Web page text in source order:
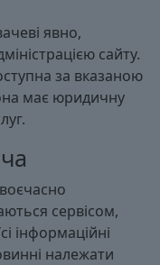
явно,
сайту.
за вказаною
має юридичну
сервісом,
інформаційні
належати